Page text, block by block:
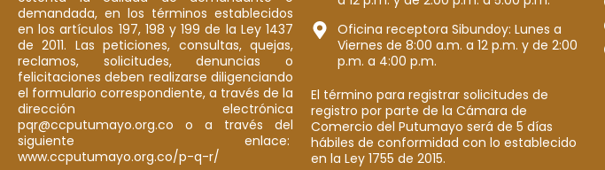
demandada, en los términos establecidos
en los artículos 197, 198 y 199 de la Ley 1437
de 2011. Las peticiones, consultas, quejas,
reclamos, solicitudes, denuncias o
felicitaciones deben realizarse diligenciando
el formulario correspondiente, a través de la
dirección electrónica
pqr@ccputumayo.org.co o a través del
siguiente enlace:
www.ccputumayo.org.co/p-q-r/
Oficina receptora Sibundoy: Lunes a
Viernes de 8:00 a.m. a 12 p.m. y de 2:00
p.m. a 4:00 p.m.
El término para registrar solicitudes de
registro por parte de la Cámara de
Comercio del Putumayo será de 5 días
hábiles de conformidad con lo establecido
en la Ley 1755 de 2015.